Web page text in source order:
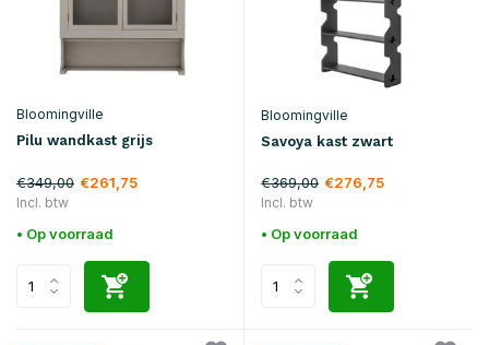
Bloomingville
Pilu wandkast grijs
€349,00 €261,75
Incl. btw
• Op voorraad
Bloomingville
Savoya kast zwart
€369,00 €276,75
Incl. btw
• Op voorraad